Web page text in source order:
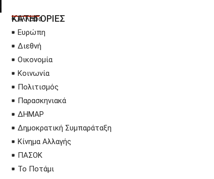
ΚΑΤΗΓΟΡΙΕΣ
Ελλάδα
Ευρώπη
Διεθνή
Οικονομία
Κοινωνία
Πολιτισμός
Παρασκηνιακά
ΔΗΜΑΡ
Δημοκρατική Συμπαράταξη
Κίνημα Αλλαγής
ΠΑΣΟΚ
Το Ποτάμι